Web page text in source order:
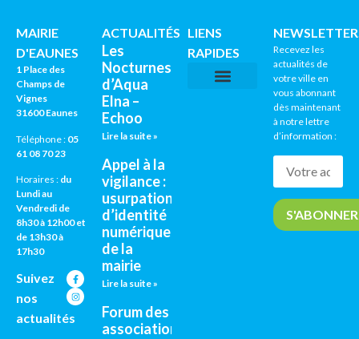
MAIRIE
D'EAUNES
1 Place des
Champs de
Vignes
31600 Eaunes
Téléphone : 05
61 08 70 23
Horaires : du
Lundi au
Vendredi de
8h30 à 12h00 et
de 13h30 à
17h30
Suivez
nos
actualités
ACTUALITÉS
Les
Nocturnes
d’Aqua
Elna –
Echoo
Lire la suite »
Appel à la
vigilance :
usurpation
d’identité
numérique
de la
mairie
Lire la suite »
Forum des
associations
LIENS
RAPIDES
Recevez les
actualités de
votre ville en
vous abonnant
dès maintenant
à notre lettre
d’information :